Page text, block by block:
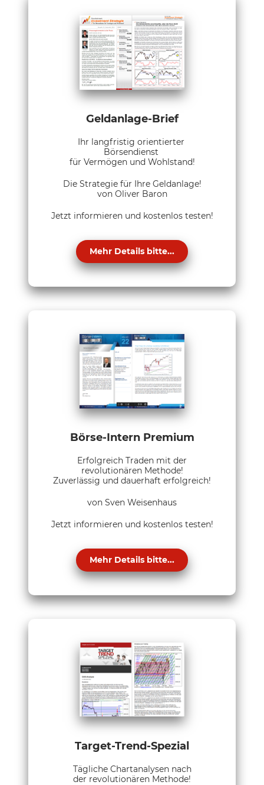
Geldanlage-Brief
Ihr langfristig orientierter
Börsendienst
für Vermögen und Wohlstand!
Die Strategie für Ihre Geldanlage!
von Oliver Baron
Jetzt informieren und kostenlos testen!
Mehr Details bitte...
Börse-Intern Premium
Erfolgreich Traden mit der
revolutionären Methode!
Zuverlässig und dauerhaft erfolgreich!
von Sven Weisenhaus
Jetzt informieren und kostenlos testen!
Mehr Details bitte...
Target-Trend-Spezial
Tägliche Chartanalysen nach
der revolutionären Methode!